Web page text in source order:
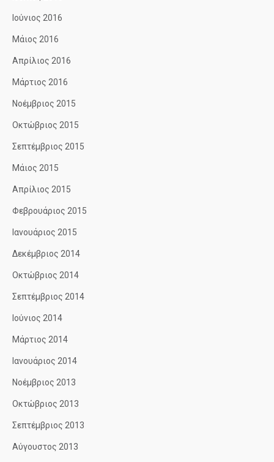
Ιούνιος 2016
Μάιος 2016
Απρίλιος 2016
Μάρτιος 2016
Νοέμβριος 2015
Οκτώβριος 2015
Σεπτέμβριος 2015
Μάιος 2015
Απρίλιος 2015
Φεβρουάριος 2015
Ιανουάριος 2015
Δεκέμβριος 2014
Οκτώβριος 2014
Σεπτέμβριος 2014
Ιούνιος 2014
Μάρτιος 2014
Ιανουάριος 2014
Νοέμβριος 2013
Οκτώβριος 2013
Σεπτέμβριος 2013
Αύγουστος 2013